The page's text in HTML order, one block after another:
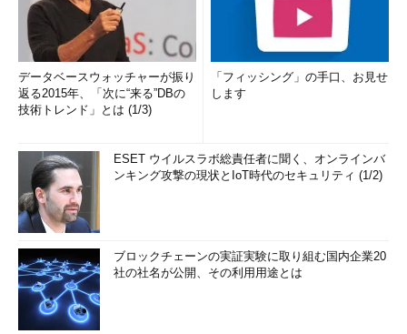
データベースウォッチャーが振り
返る2015年、「次に“来る”DBの
技術トレンド」とは (1/3)
「フィッシング」の手口、お見せ
します
ESET ウイルスラボ総責任者に聞く、オンラインバ
ンキング攻撃の現状とIoT時代のセキュリティ (1/2)
ブロックチェーンの実証実験に取り組む国内企業20
社の社名が公開、その利用用途とは